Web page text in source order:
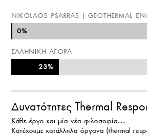
NIKOLAOS PSARRAS | GEOTHERMAL
0%
0%
ΕΛΛΗΝΙΚΗ ΑΓΟΡΑ
23%
23%
Δυνατότητες Thermal
Κάθε έργο και μία νέα φιλοσοφία…
Κατέχουμε κατάλληλα όργανα (thermal